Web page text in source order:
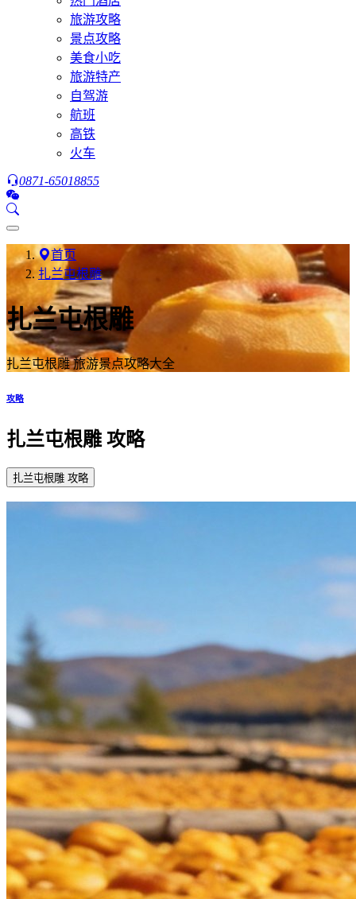
旅游攻略
景点攻略
美食小吃
旅游特产
自驾游
航班
高铁
火车
0871-65018855
首页
扎兰屯根雕
扎兰屯根雕
扎兰屯根雕 旅游景点攻略大全
攻略
扎兰屯根雕 攻略
扎兰屯根雕 攻略